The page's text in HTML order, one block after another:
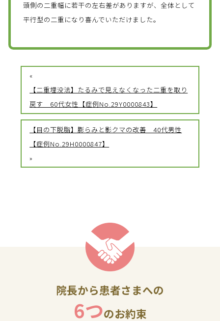
頭側の二重幅に若干の左右差がありますが、全体として
平行型の二重になり喜んでいただけました。
«
【二重埋没法】たるみで見えなくなった二重を取り
戻す 60代女性【症例No.29Y0000843】
【目の下脱脂】膨らみと影クマの改善 40代男性
【症例No.29H0000847】
»
院長から患者さまへの
6つのお約束